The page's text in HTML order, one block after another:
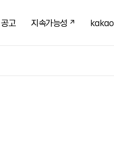
공고 지속가능성 kakao